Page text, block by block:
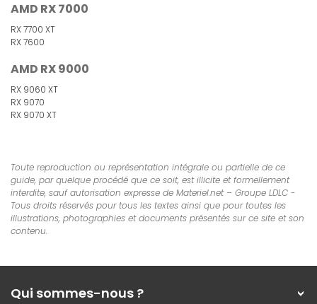
AMD RX 7000
RX 7700 XT
RX 7600
AMD RX 9000
RX 9060 XT
RX 9070
RX 9070 XT
Toute reproduction ou représentation intégrale ou partielle de ce
guide, par quelque procédé que ce soit, est illicite et formellement
interdite, sauf autorisation expresse de Materiel.net – Groupe LDLC -
Tous droits réservés pour tous les textes ainsi que pour toutes les
illustrations, photographies et documents présentés sur ce site et son
contenu.
Qui sommes-nous ?